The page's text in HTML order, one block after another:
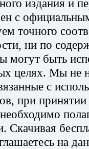
издания и
с
точного
ни по
могут быть
целях. Мы не
с
при
Скачивая
на